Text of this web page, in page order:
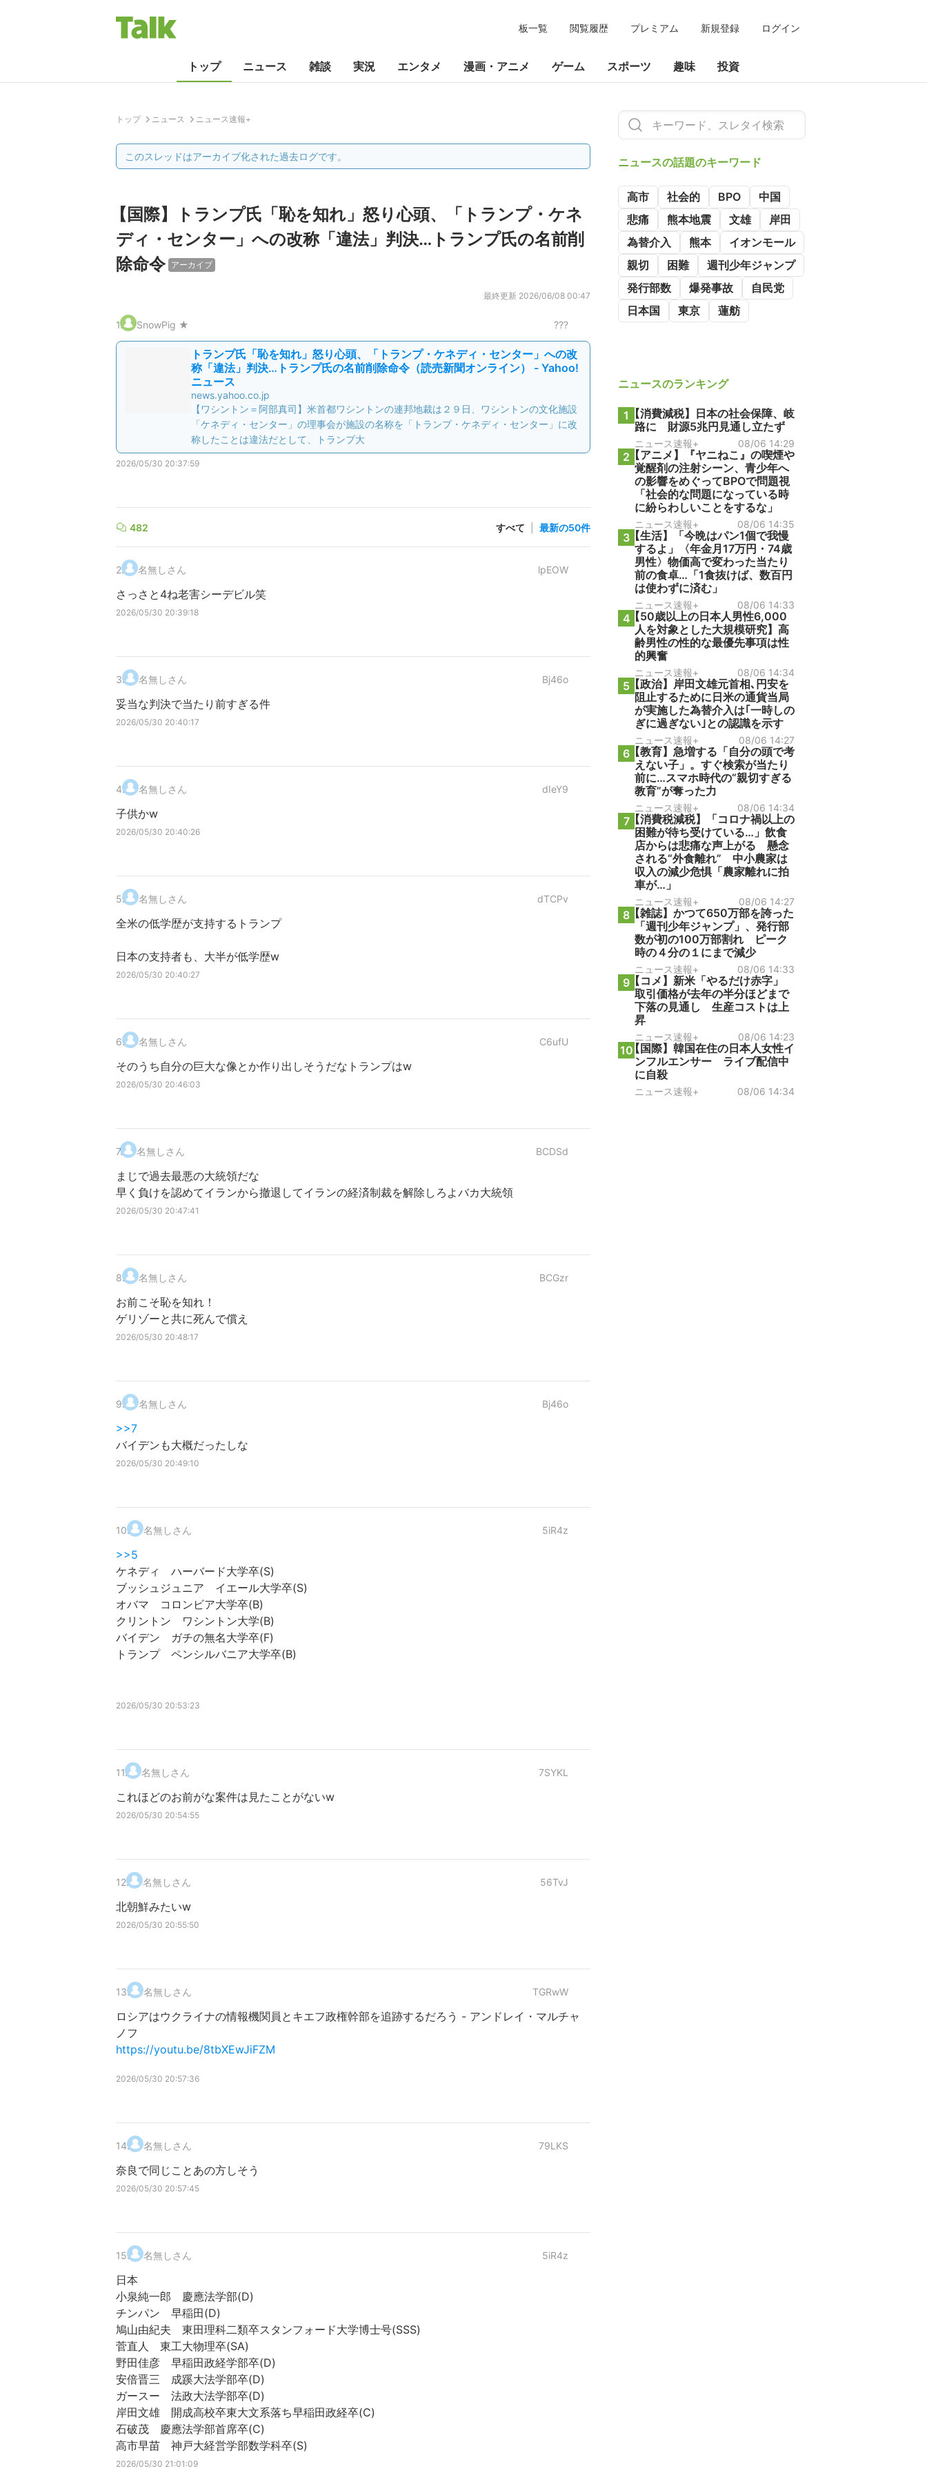
板一覧 閲覧履歴 プレミアム 新規登録 ログイン
トップ ニュース 雑談 実況 エンタメ 漫画・アニメ ゲーム スポーツ 趣味 投資
トップ ニュース ニュース速報+
このスレッドはアーカイブ化された過去ログです。
【国際】トランプ氏「恥を知れ」怒り心頭、「トランプ・ケネ
ディ・センター」への改称「違法」判決…トランプ氏の名前削
除命令 アーカイブ
最終更新 2026/06/08 00:47
1. SnowPig ★ ???
トランプ氏「恥を知れ」怒り心頭、「トランプ・ケネディ・センター」への改
称「違法」判決…トランプ氏の名前削除命令（読売新聞オンライン） - Yahoo!
ニュース
news.yahoo.co.jp
【ワシントン＝阿部真司】米首都ワシントンの連邦地裁は２９日、ワシントンの文化施設
「ケネディ・センター」の理事会が施設の名称を「トランプ・ケネディ・センター」に改
称したことは違法だとして、トランプ大
2026/05/30 20:37:59
482 すべて 最新の50件
2. 名無しさん lpEOW
さっさと4ね老害シーデビル笑
2026/05/30 20:39:18
3. 名無しさん Bj46o
妥当な判決で当たり前すぎる件
2026/05/30 20:40:17
4. 名無しさん dIeY9
子供かw
2026/05/30 20:40:26
5. 名無しさん dTCPv
全米の低学歴が支持するトランプ
日本の支持者も、大半が低学歴w
2026/05/30 20:40:27
6. 名無しさん C6ufU
そのうち自分の巨大な像とか作り出しそうだなトランプはw
2026/05/30 20:46:03
7. 名無しさん BCDSd
まじで過去最悪の大統領だな
早く負けを認めてイランから撤退してイランの経済制裁を解除しろよバカ大統領
2026/05/30 20:47:41
8. 名無しさん BCGzr
お前こそ恥を知れ！
ゲリゾーと共に死んで償え
2026/05/30 20:48:17
9. 名無しさん Bj46o
>>7
バイデンも大概だったしな
2026/05/30 20:49:10
10. 名無しさん 5iR4z
>>5
ケネディ ハーバード大学卒(S)
ブッシュジュニア イエール大学卒(S)
オバマ コロンビア大学卒(B)
クリントン ワシントン大学(B)
バイデン ガチの無名大学卒(F)
トランプ ペンシルバニア大学卒(B)
2026/05/30 20:53:23
11. 名無しさん 7SYKL
これほどのお前がな案件は見たことがないw
2026/05/30 20:54:55
12. 名無しさん 56TvJ
北朝鮮みたいw
2026/05/30 20:55:50
13. 名無しさん TGRwW
ロシアはウクライナの情報機関員とキエフ政権幹部を追跡するだろう - アンドレイ・マルチャ
ノフ
https://youtu.be/8tbXEwJiFZM
2026/05/30 20:57:36
14. 名無しさん 79LKS
奈良で同じことあの方しそう
2026/05/30 20:57:45
15. 名無しさん 5iR4z
日本
小泉純一郎 慶應法学部(D)
チンパン 早稲田(D)
鳩山由紀夫 東田理科二類卒スタンフォード大学博士号(SSS)
菅直人 東工大物理卒(SA)
野田佳彦 早稲田政経学部卒(D)
安倍晋三 成蹊大法学部卒(D)
ガースー 法政大法学部卒(D)
岸田文雄 開成高校卒東大文系落ち早稲田政経卒(C)
石破茂 慶應法学部首席卒(C)
高市早苗 神戸大経営学部数学科卒(S)
2026/05/30 21:01:09
ニュースの話題のキーワード
高市 社会的 BPO
中国
悲痛
熊本地震 文雄
岸田
為替介入
熊本
イオンモール
親切
困難
週刊少年ジャンプ
発行部数
爆発事故
自民党
日本国
東京 蓮舫
ニュースのランキング
1 【消費減税】日本の社会保障、岐
路に 財源5兆円見通し立たず
ニュース速報+ 08/06 14:29
2 【アニメ】『ヤニねこ』の喫煙や
覚醒剤の注射シーン、青少年へ
の影響をめぐってBPOで問題視
「社会的な問題になっている時
に紛らわしいことをするな」
ニュース速報+ 08/06 14:35
3【生活】「今晩はパン1個で我慢
するよ」〈年金月17万円・74歳
男性〉物価高で変わった当たり
前の食卓…「1食抜けば、数百円
は使わずに済む」
ニュース速報+ 08/06 14:33
4【50歳以上の日本人男性6,000
人を対象とした大規模研究】高
齢男性の性的な最優先事項は性
的興奮
ニュース速報+ 08/06 14:34
5【政治】岸田文雄元首相､円安を
阻止するために日米の通貨当局
が実施した為替介入は｢一時しの
ぎに過ぎない｣との認識を示す
ニュース速報+ 08/06 14:27
6【教育】急増する「自分の頭で考
えない子」。すぐ検索が当たり
前に…スマホ時代の“親切すぎる
教育”が奪った力
ニュース速報+ 08/06 14:34
7【消費税減税】「コロナ禍以上の
困難が待ち受けている…」飲食
店からは悲痛な声上がる 懸念
される“外食離れ” 中小農家は
収入の減少危惧「農家離れに拍
車が…」
ニュース速報+ 08/06 14:27
8【雑誌】かつて650万部を誇った
「週刊少年ジャンプ」、発行部
数が初の100万部割れ ピーク
時の４分の１にまで減少
ニュース速報+ 08/06 14:33
9【コメ】新米「やるだけ赤字」
取引価格が去年の半分ほどまで
下落の見通し 生産コストは上
昇
ニュース速報+ 08/06 14:23
10【国際】韓国在住の日本人女性イ
ンフルエンサー ライブ配信中
に自殺
ニュース速報+ 08/06 14:34